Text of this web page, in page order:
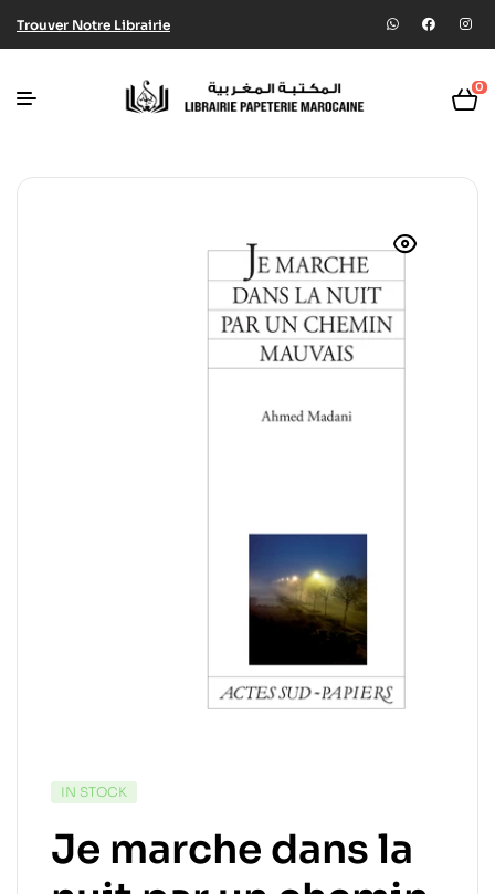
Trouver Notre Librairie
0
IN STOCK
Je marche dans la